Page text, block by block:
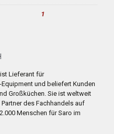
1
Lieferant für
und beliefert Kunden
Großküchen. Sie ist weltweit
des Fachhandels auf
Menschen für Saro im